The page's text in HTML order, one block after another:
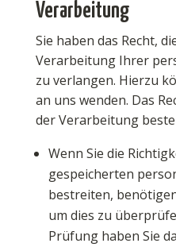
Verarbeitung
Sie haben das Recht,
Verarbeitung Ihrer
zu verlangen. Hierzu
an uns wenden. Das
der Verarbeitung
Wenn Sie die
gespeicherten
bestreiten,
um dies zu
Prüfung haben Sie